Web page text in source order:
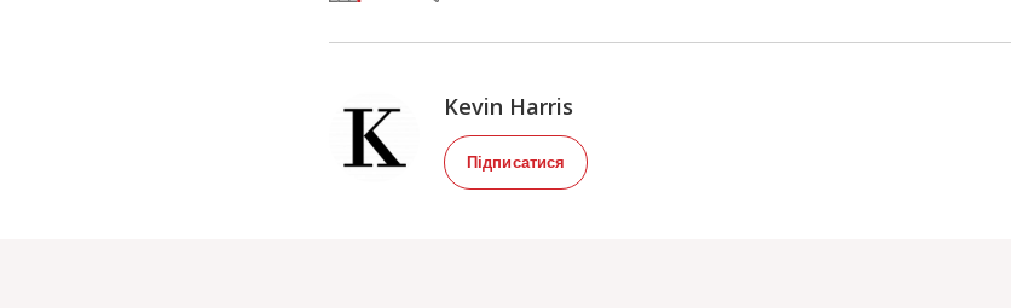
Kevin Harris
Підписатися